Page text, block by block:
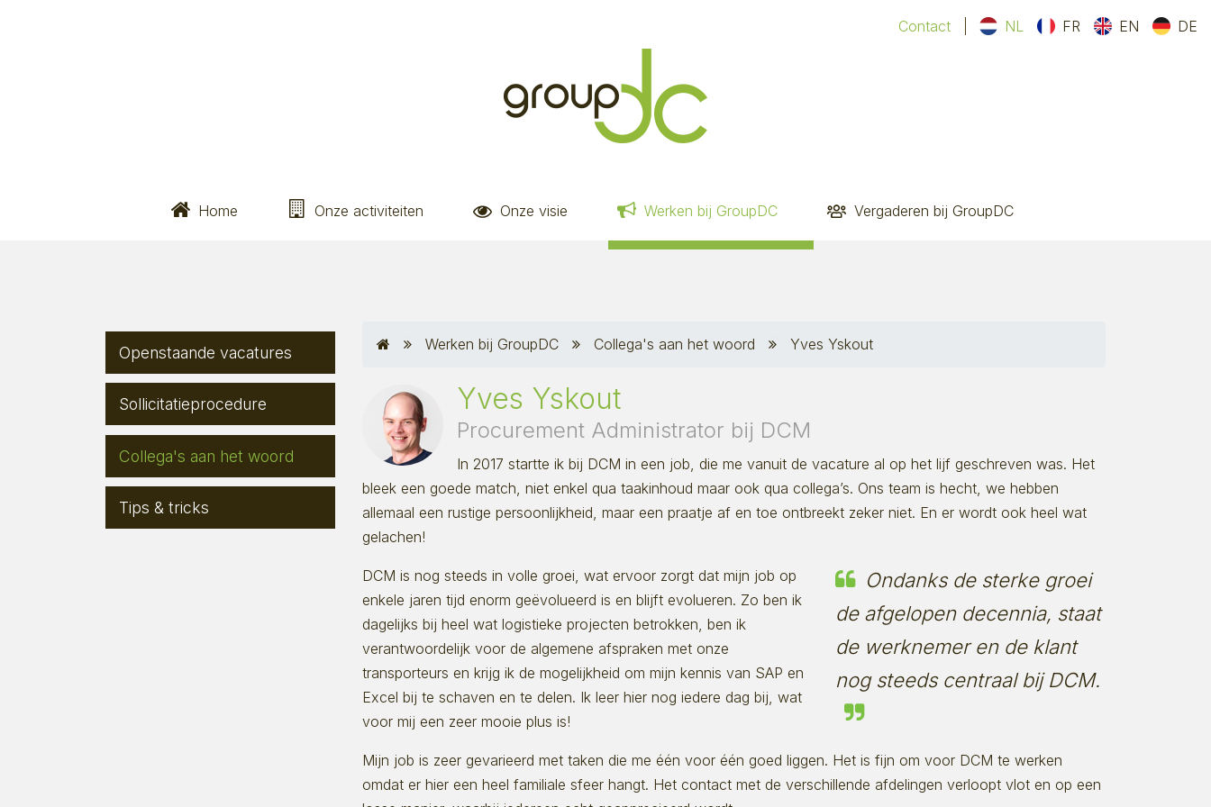
Contact NL FR EN DE
Home Onze activiteiten Onze visie Werken bij GroupDC Vergaderen bij GroupDC
Openstaande vacatures
Sollicitatieprocedure
Collega's aan het woord
Tips & tricks
Werken bij GroupDC Collega's aan het woord Yves Yskout
Yves Yskout
Procurement Administrator bij DCM
In 2017 startte ik bij DCM in een job, die me vanuit de vacature al op het lijf geschreven was. Het
bleek een goede match, niet enkel qua taakinhoud maar ook qua collega’s. Ons team is hecht, we hebben
allemaal een rustige persoonlijkheid, maar een praatje af en toe ontbreekt zeker niet. En er wordt ook heel wat
gelachen!
Ondanks de sterke groei
de afgelopen decennia, staat
de werknemer en de klant
nog steeds centraal bij DCM.
DCM is nog steeds in volle groei, wat ervoor zorgt dat mijn job op
enkele jaren tijd enorm geëvolueerd is en blijft evolueren. Zo ben ik
dagelijks bij heel wat logistieke projecten betrokken, ben ik
verantwoordelijk voor de algemene afspraken met onze
transporteurs en krijg ik de mogelijkheid om mijn kennis van SAP en
Excel bij te schaven en te delen. Ik leer hier nog iedere dag bij, wat
voor mij een zeer mooie plus is!
Mijn job is zeer gevarieerd met taken die me één voor één goed liggen. Het is fijn om voor DCM te werken
omdat er hier een heel familiale sfeer hangt. Het contact met de verschillende afdelingen verloopt vlot en op een